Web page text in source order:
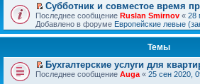
П
е
р
е
т
и
к
Субботник и совместое время
Последнее сообщение Ruslan Smirnov « 28
Добавлено в форуме Европейские левые
Темы
П
Бухгалтерские услуги для
Последнее сообщение Auga « 25 сен 2020,